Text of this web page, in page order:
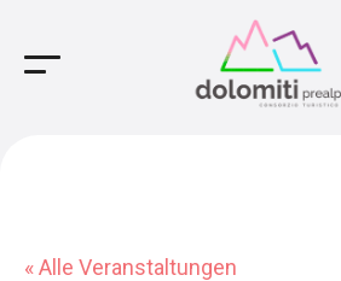
Main Navigation
« Alle Veranstaltungen